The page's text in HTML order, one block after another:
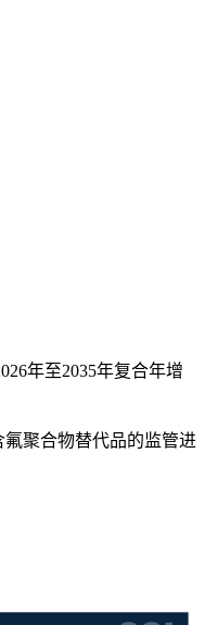
年至2035年复合年增
聚合物替代品的监管进